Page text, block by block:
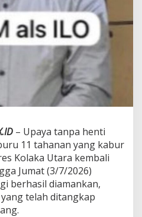
u
s
K
T
a
h
a
n
a
n
P
– Upaya tanpa henti
11 tahanan yang kabur
Kolaka Utara kembali
Jumat (3/7/2026)
berhasil diamankan,
telah ditangkap